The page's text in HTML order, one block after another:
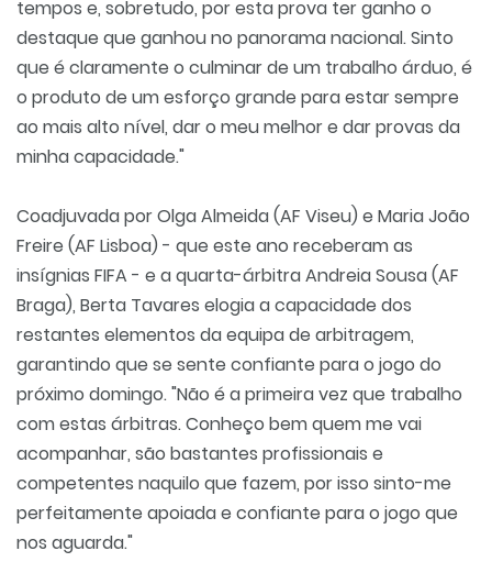
tempos e, sobretudo, por esta prova ter ganho o
destaque que ganhou no panorama nacional. Sinto
que é claramente o culminar de um trabalho árduo, é
o produto de um esforço grande para estar sempre
ao mais alto nível, dar o meu melhor e dar provas da
minha capacidade."
Coadjuvada por Olga Almeida (AF Viseu) e Maria João
Freire (AF Lisboa) - que este ano receberam as
insígnias FIFA - e a quarta-árbitra Andreia Sousa (AF
Braga), Berta Tavares elogia a capacidade dos
restantes elementos da equipa de arbitragem,
garantindo que se sente confiante para o jogo do
próximo domingo. "Não é a primeira vez que trabalho
com estas árbitras. Conheço bem quem me vai
acompanhar, são bastantes profissionais e
competentes naquilo que fazem, por isso sinto-me
perfeitamente apoiada e confiante para o jogo que
nos aguarda."